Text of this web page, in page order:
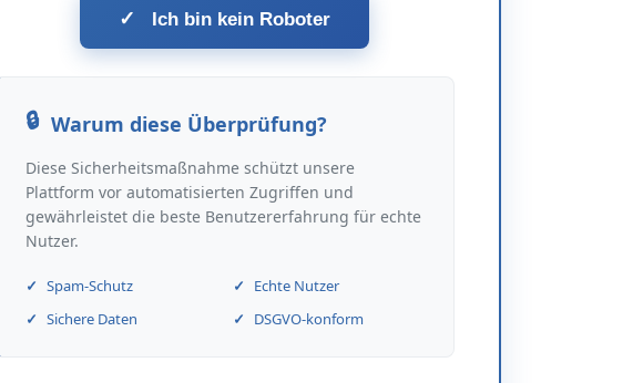
✓ Ich bin kein Roboter
Warum diese Überprüfung?
Diese Sicherheitsmaßnahme schützt unsere
Plattform vor automatisierten Zugriffen und
gewährleistet die beste Benutzererfahrung für echte
Nutzer.
Spam-Schutz
Echte Nutzer
Sichere Daten
DSGVO-konform